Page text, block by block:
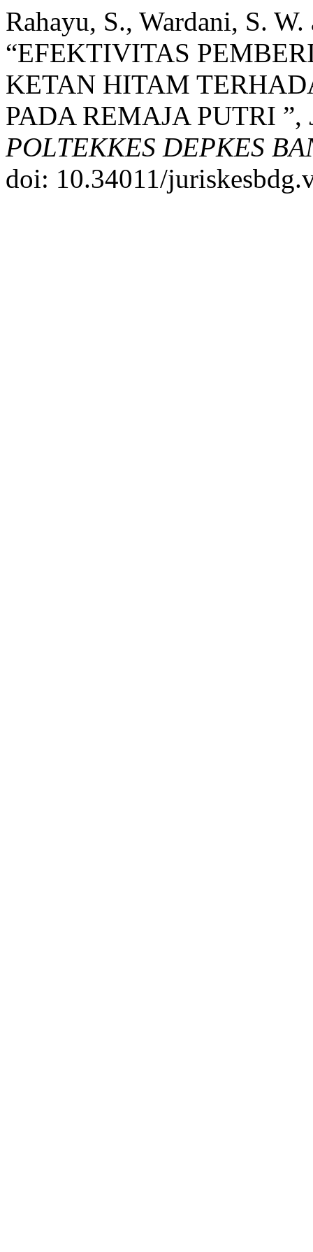
Rahayu, S., Wardani, S.
“EFEKTIVITAS
KETAN HITAM
PADA REMAJA PUTRI ”,
POLTEKKES DEPKES
doi: 10.34011/